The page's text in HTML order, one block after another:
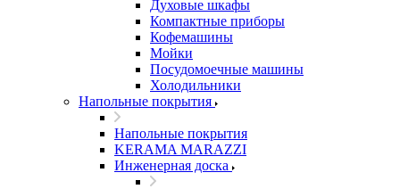
Духовые шкафы
Компактные приборы
Кофемашины
Мойки
Посудомоечные машины
Холодильники
Напольные покрытия
Напольные покрытия
KERAMA MARAZZI
Инженерная доска